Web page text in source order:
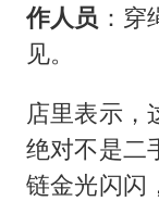
作人员 ：
见。
店里表示，
绝对不是二
链金光闪闪